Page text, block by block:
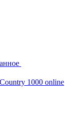
1000 online